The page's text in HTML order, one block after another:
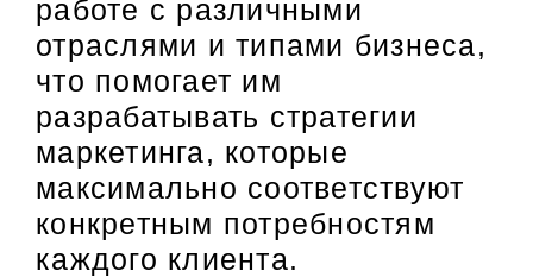
работе с различными
отраслями и типами бизнеса,
что помогает им
разрабатывать стратегии
маркетинга, которые
максимально соответствуют
конкретным потребностям
каждого клиента.